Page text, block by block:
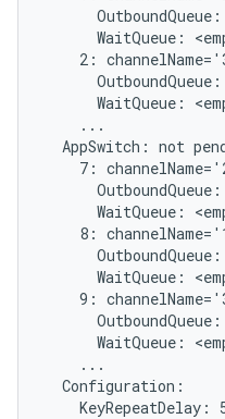
WaitQueue:
2:
WaitQueue:
    ...
AppSwitch: not
7:
WaitQueue:
8:
WaitQueue:
9:
WaitQueue:
    ...
  Configuration:
KeyRepeatDelay: